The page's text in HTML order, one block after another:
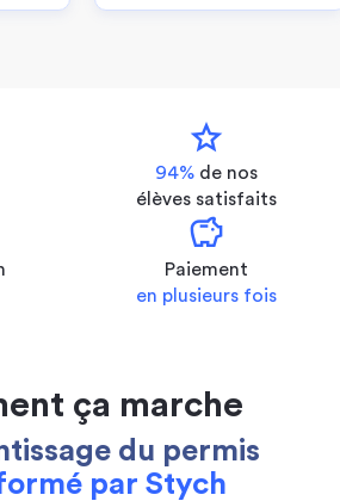
star
94% de nos
élèves satisfaits
savings
Paiement
en plusieurs fois
ça marche
du permis
par Stych